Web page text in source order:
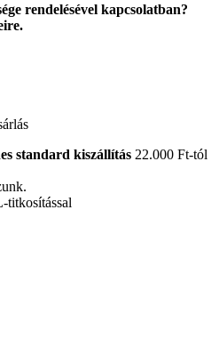
rendelésével kapcsolatban?
standard kiszállítás 22.000 Ft-tól
titkosítással